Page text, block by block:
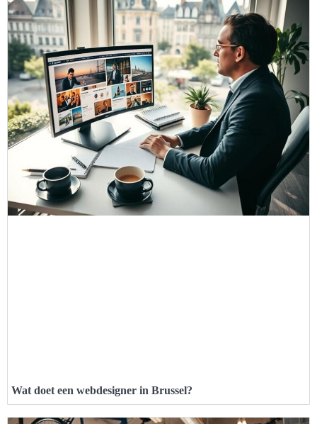
Wat doet een webdesigner in Brussel?